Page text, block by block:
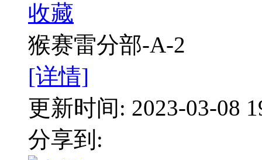
收藏
猴赛雷分部-A-2
[详情]
更新时间: 2023-03-08
分享到: